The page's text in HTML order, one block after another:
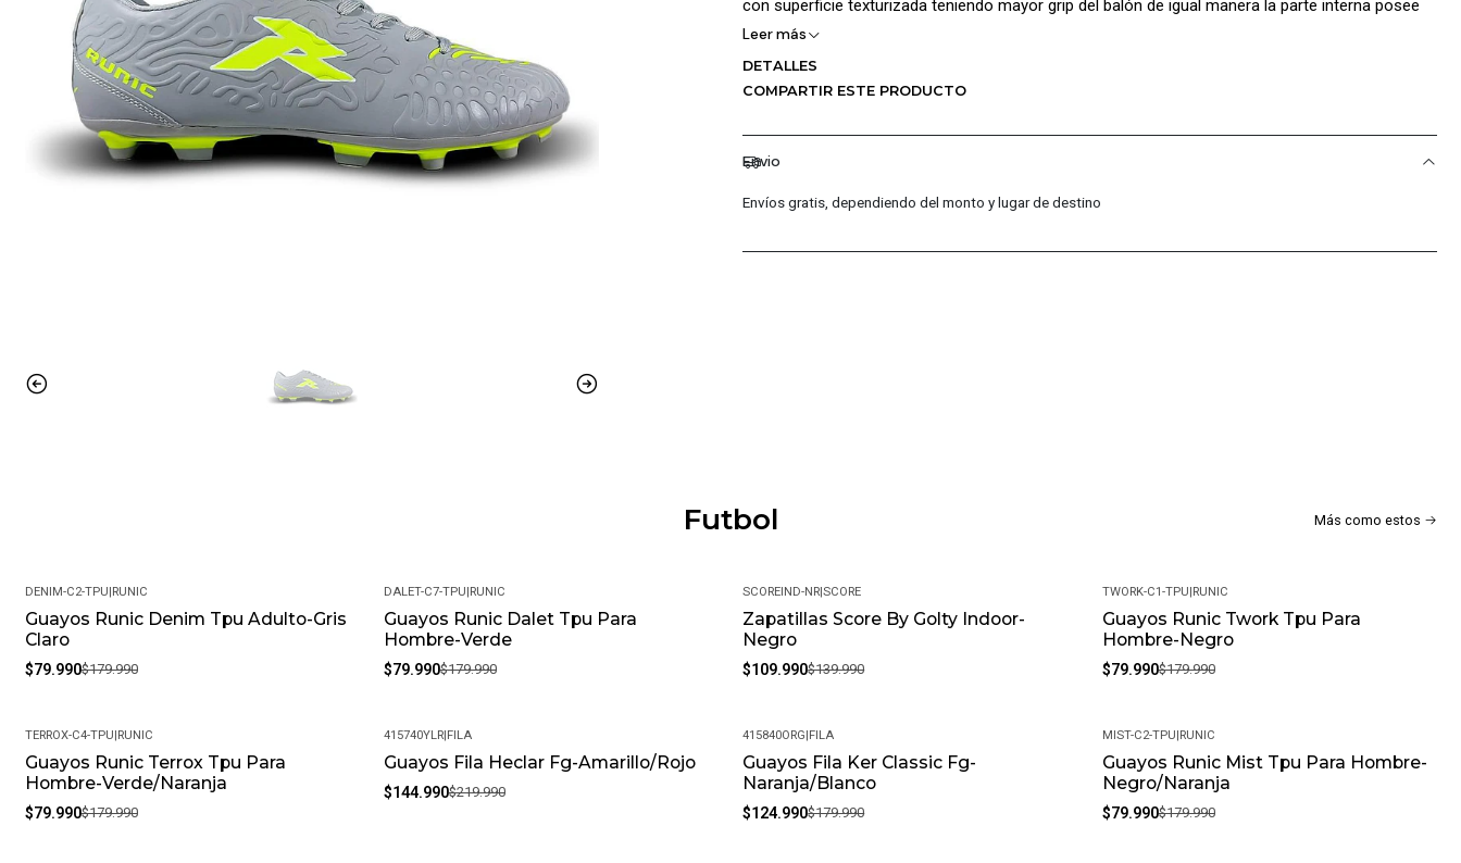
con superficie texturizada teniendo mayor grip del balón de igual manera la parte interna posee
forro en tela mejorando la transpirabilidad también añade platilla acolchada permitiendo una
mayor adaptabilidad así mismo el cuello es elevado y en textil acolchado haciéndolo un artículo
cómodo igualmente Posee Logo de la marca estampado en el costado lateral dando mayor
superficies artificiales
Superficie texturizada
Meses de garantía: 1
Condición: Nuevo
Género: Masculino
Leer más
DETALLES
COMPARTIR ESTE PRODUCTO
Envio
Envíos gratis, dependiendo del monto y lugar de destino
Futbol Más como estos
-56%
DENIM-C2-TPU|RUNIC
Guayos Runic Denim Tpu Adulto-Gris
Claro
$79.990$179.990
-56%
DALET-C7-TPU|RUNIC
Guayos Runic Dalet Tpu Para
Hombre-Verde
$79.990$179.990
-21%
SCOREIND-NR|SCORE
Zapatillas Score By Golty Indoor-
Negro
$109.990$139.990
-56%
TWORK-C1-TPU|RUNIC
Guayos Runic Twork Tpu Para
Hombre-Negro
$79.990$179.990
-56%
TERROX-C4-TPU|RUNIC
Guayos Runic Terrox Tpu Para
Hombre-Verde/Naranja
$79.990$179.990
-34%
415740YLR|FILA
Guayos Fila Heclar Fg-Amarillo/Rojo
$144.990$219.990
-31%
415840ORG|FILA
Guayos Fila Ker Classic Fg-
Naranja/Blanco
$124.990$179.990
-56%
MIST-C2-TPU|RUNIC
Guayos Runic Mist Tpu Para Hombre-
Negro/Naranja
$79.990$179.990